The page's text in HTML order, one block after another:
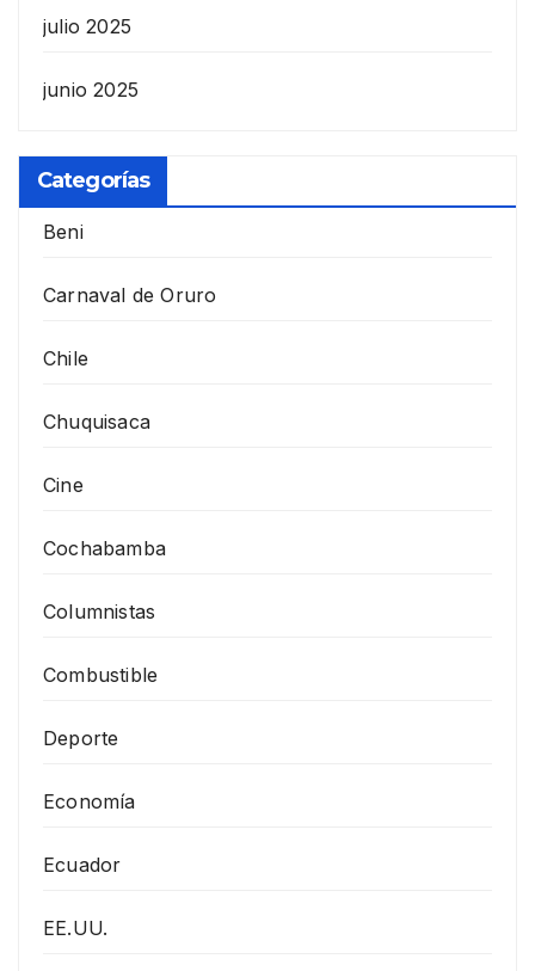
julio 2025
junio 2025
Categorías
Beni
Carnaval de Oruro
Chile
Chuquisaca
Cine
Cochabamba
Columnistas
Combustible
Deporte
Economía
Ecuador
EE.UU.